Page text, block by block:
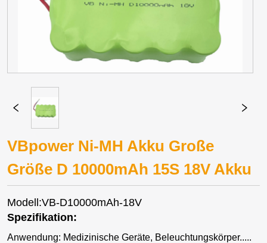
VBpower Ni-MH Akku Große
Größe D 10000mAh 15S 18V Akku
Modell:VB-D10000mAh-18V
Spezifikation:
Anwendung: Medizinische Geräte, Beleuchtungskörper.....